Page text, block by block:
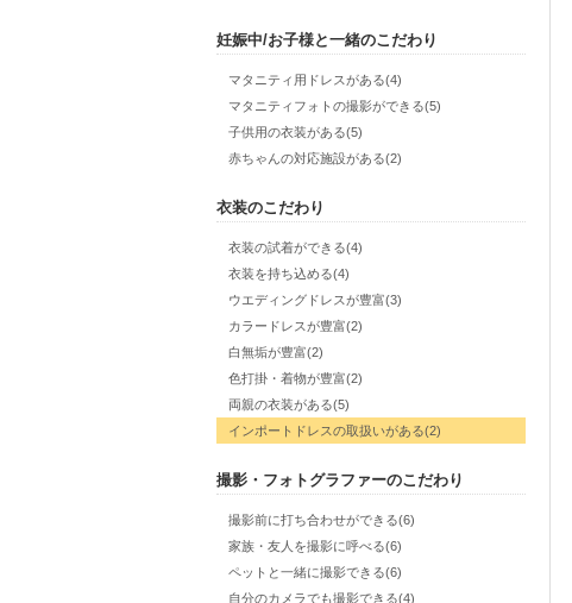
妊娠中/お子様と一緒のこだわり
マタニティ用ドレスがある(4)
マタニティフォトの撮影ができる(5)
子供用の衣装がある(5)
赤ちゃんの対応施設がある(2)
衣装のこだわり
衣装の試着ができる(4)
衣装を持ち込める(4)
ウエディングドレスが豊富(3)
カラードレスが豊富(2)
白無垢が豊富(2)
色打掛・着物が豊富(2)
両親の衣装がある(5)
インポートドレスの取扱いがある(2)
撮影・フォトグラファーのこだわり
撮影前に打ち合わせができる(6)
家族・友人を撮影に呼べる(6)
ペットと一緒に撮影できる(6)
自分のカメラでも撮影できる(4)